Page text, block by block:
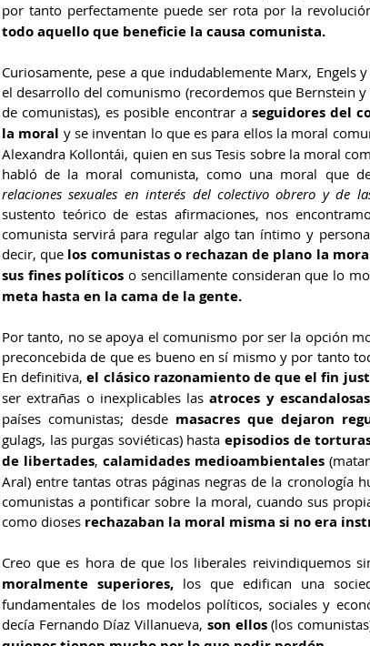
por tanto perfectamente puede ser rota por la
todo aquello que beneficie la causa comunista.
Curiosamente, pese a que indudablemente Marx, Engels
el desarrollo del comunismo (recordemos que Bernstein
de comunistas), es posible encontrar a seguidores del
la moral y se inventan lo que es para ellos la moral
Alexandra Kollontái, quien en sus Tesis sobre la moral
habló de la moral comunista, como una moral que
relaciones sexuales en interés del colectivo obrero y de
sustento teórico de estas afirmaciones, nos
comunista servirá para regular algo tan íntimo y
decir, que los comunistas o rechazan de plano la
sus fines políticos o sencillamente consideran que lo
meta hasta en la cama de la gente.
Por tanto, no se apoya el comunismo por ser la opción
preconcebida de que es bueno en sí mismo y por tanto
En definitiva, el clásico razonamiento de que el fin
ser extrañas o inexplicables las atroces y
países comunistas; desde masacres que dejaron
gulags, las purgas soviéticas) hasta episodios de
de libertades, calamidades medioambientales
Aral) entre tantas otras páginas negras de la cronología
comunistas a pontificar sobre la moral, cuando sus
como dioses rechazaban la moral misma si no era
Creo que es hora de que los liberales reivindiquemos
moralmente superiores, los que edifican una
fundamentales de los modelos políticos, sociales y
decía Fernando Díaz Villanueva, son ellos (los